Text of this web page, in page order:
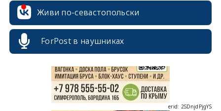
Живи по-севастопольски
ForPost в наушниках
erid: 2SDnjcrDNw6
erid: 2SDnjdPjgYS